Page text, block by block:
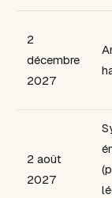
2
décembre
2027
2 août
2027